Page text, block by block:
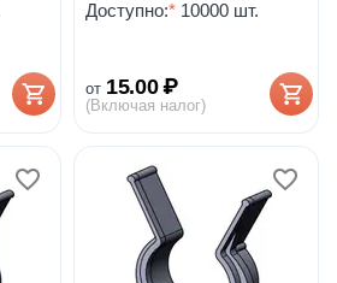
Доступно:* 10000 шт.
от 15.00 ₽
(Включая налог)